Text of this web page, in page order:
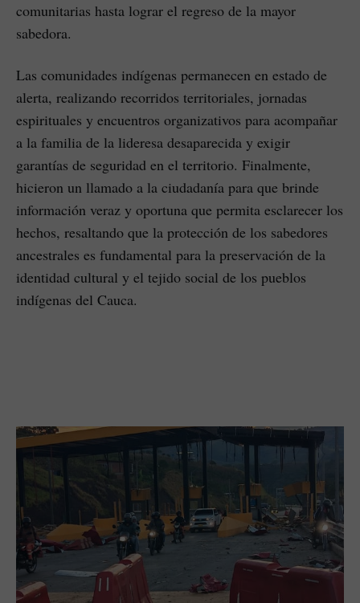
comunitarias hasta lograr el regreso de la mayor
sabedora.
Las comunidades indígenas permanecen en estado de
alerta, realizando recorridos territoriales, jornadas
espirituales y encuentros organizativos para acompañar
a la familia de la lideresa desaparecida y exigir
garantías de seguridad en el territorio. Finalmente,
hicieron un llamado a la ciudadanía para que brinde
información veraz y oportuna que permita esclarecer los
hechos, resaltando que la protección de los sabedores
ancestrales es fundamental para la preservación de la
identidad cultural y el tejido social de los pueblos
indígenas del Cauca.